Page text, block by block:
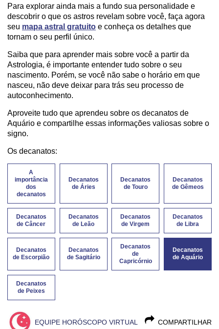
Para explorar ainda mais a fundo sua personalidade e
descobrir o que os astros revelam sobre você, faça agora
seu mapa astral gratuito e conheça os detalhes que
tornam o seu perfil único.
Saiba que para aprender mais sobre você a partir da
Astrologia, é importante entender tudo sobre o seu
nascimento. Porém, se você não sabe o horário em que
nasceu, não deve deixar para trás seu processo de
autoconhecimento.
Aproveite tudo que aprendeu sobre os decanatos de
Aquário e compartilhe essas informações valiosas sobre o
signo.
Os decanatos:
A
importância
dos
decanatos
Decanatos
de Áries
Decanatos
de Touro
Decanatos
de Gêmeos
Decanatos
de Câncer
Decanatos
de Leão
Decanatos
de Virgem
Decanatos
de Libra
Decanatos
de Escorpião
Decanatos
de Sagitário
Decanatos
de
Capricórnio
Decanatos
de Aquário
Decanatos
de Peixes
COMPARTILHAR
EQUIPE HORÓSCOPO VIRTUAL